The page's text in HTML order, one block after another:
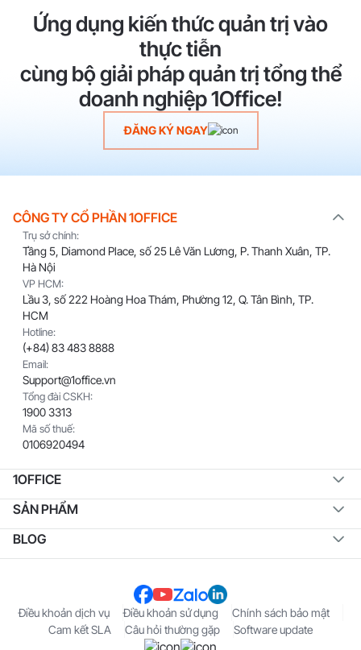
Ứng dụng kiến thức quản trị vào
thực tiễn
cùng bộ giải pháp quản trị tổng thể
doanh nghiệp 1Office!
ĐĂNG KÝ NGAY
CÔNG TY CỔ PHẦN 1OFFICE
Trụ sở chính:
Tầng 5, Diamond Place, số 25 Lê Văn Lương, P. Thanh Xuân, TP.
Hà Nội
VP HCM:
Lầu 3, số 222 Hoàng Hoa Thám, Phường 12, Q. Tân Bình, TP.
HCM
Hotline:
(+84) 83 483 8888
Email:
Support@1office.vn
Tổng đài CSKH:
1900 3313
Mã số thuế:
0106920494
1OFFICE
SẢN PHẨM
BLOG
Điều khoản dịch vụ Điều khoản sử dụng
Chính sách bảo mật
Cam kết SLA
Câu hỏi thường gặp Software update